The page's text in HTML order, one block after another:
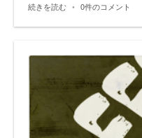
続きを読む • 0件のコメント